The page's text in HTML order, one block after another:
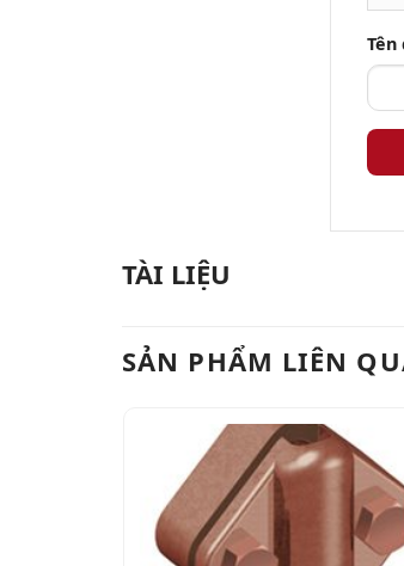
Tên
TÀI LIỆU
SẢN PHẨM LIÊN